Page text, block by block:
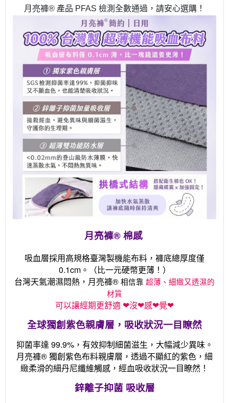
月亮褲® 產品 PFAS 檢測全數通過，請安心選購！
月亮褲® 棉感
吸血層採用高規格臺灣製機能布料，褲底總厚度僅
0.1cm。（比一元硬幣更薄！）
台灣天氣潮濕悶熱，月亮褲®相信靠 超薄、細緻又透濕的
材質
可以讓經期更舒適 ❤沒❤感❤覺❤
全球獨創紫色親膚層，吸收狀況一目瞭然
抑菌率達 99.9%，有效抑制細菌滋生，大幅減少異味。
月亮褲® 獨創紫色布料親膚層，透過不顯紅的紫色，細
緻柔滑的細丹尼纖維觸感，經血吸收狀況一目瞭然！
鋅離子抑菌 吸收層